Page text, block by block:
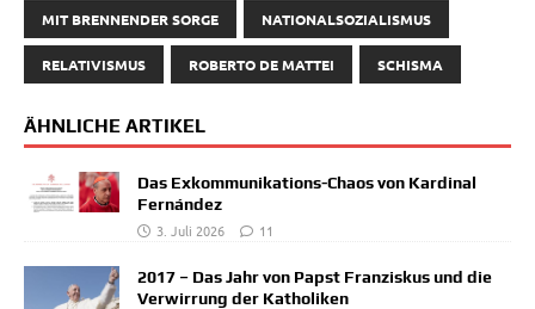
MIT BRENNENDER SORGE NATIONALSOZIALISMUS
RELATIVISMUS ROBERTO DE MATTEI SCHISMA
ÄHNLICHE ARTIKEL
Das Exkommunikations-Chaos von Kardinal
Fernández
3. Juli 2026
11
2017 – Das Jahr von Papst Franziskus und die
Verwirrung der Katholiken